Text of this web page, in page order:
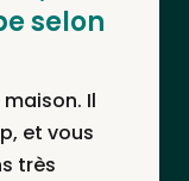
selon
Il
et vous
très